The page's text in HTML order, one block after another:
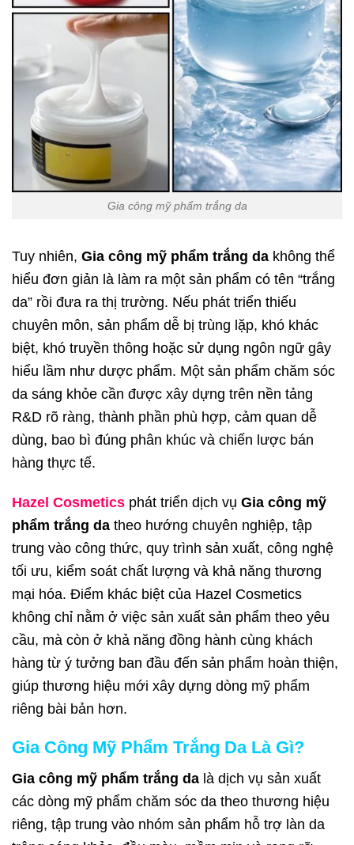
Gia công mỹ phẩm trắng da
Tuy nhiên, Gia công mỹ phẩm trắng da không thể
hiểu đơn giản là làm ra một sản phẩm có tên “trắng
da” rồi đưa ra thị trường. Nếu phát triển thiếu
chuyên môn, sản phẩm dễ bị trùng lặp, khó khác
biệt, khó truyền thông hoặc sử dụng ngôn ngữ gây
hiểu lầm như dược phẩm. Một sản phẩm chăm sóc
da sáng khỏe cần được xây dựng trên nền tảng
R&D rõ ràng, thành phần phù hợp, cảm quan dễ
dùng, bao bì đúng phân khúc và chiến lược bán
hàng thực tế.
Hazel Cosmetics phát triển dịch vụ Gia công mỹ
phẩm trắng da theo hướng chuyên nghiệp, tập
trung vào công thức, quy trình sản xuất, công nghệ
tối ưu, kiểm soát chất lượng và khả năng thương
mại hóa. Điểm khác biệt của Hazel Cosmetics
không chỉ nằm ở việc sản xuất sản phẩm theo yêu
cầu, mà còn ở khả năng đồng hành cùng khách
hàng từ ý tưởng ban đầu đến sản phẩm hoàn thiện,
giúp thương hiệu mới xây dựng dòng mỹ phẩm
riêng bài bản hơn.
Gia Công Mỹ Phẩm Trắng Da Là Gì?
Gia công mỹ phẩm trắng da là dịch vụ sản xuất
các dòng mỹ phẩm chăm sóc da theo thương hiệu
riêng, tập trung vào nhóm sản phẩm hỗ trợ làn da